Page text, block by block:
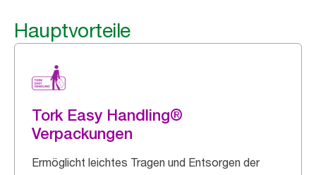
Hauptvorteile
Tork Easy Handling®
Verpackungen
Ermöglicht leichtes Tragen und Entsorgen der